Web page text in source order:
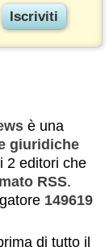
è una
giuridiche
2 editori che
RSS.
149619
di tutto il